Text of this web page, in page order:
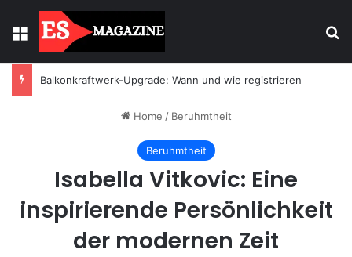
Menu
Balkonkraftwerk-Upgrade: Wann und wie registrieren
Home / Beruhmtheit
Beruhmtheit
Isabella Vitkovic: Eine
inspirierende Persönlichkeit
der modernen Zeit